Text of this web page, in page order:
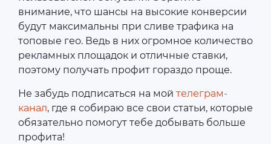
внимание, что шансы на высокие конверсии
будут максимальны при сливе трафика на
топовые гео. Ведь в них огромное количество
рекламных площадок и отличные ставки,
поэтому получать профит гораздо проще.
Не забудь подписаться на мой телеграм-
канал, где я собираю все свои статьи, которые
обязательно помогут тебе добывать больше
профита!